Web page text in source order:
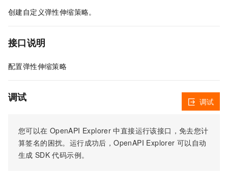
创建自定义弹性伸缩策略。
接口说明
配置弹性伸缩策略
调试
您可以在 OpenAPI Explorer 中直接运行该接口，免去您计
算签名的困扰。运行成功后，OpenAPI Explorer 可以自动
生成 SDK 代码示例。
调试